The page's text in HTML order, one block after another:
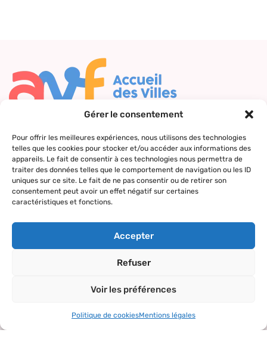
Gérer le consentement
Pour offrir les meilleures expériences, nous utilisons des technologies
telles que les cookies pour stocker et/ou accéder aux informations des
appareils. Le fait de consentir à ces technologies nous permettra de
traiter des données telles que le comportement de navigation ou les ID
uniques sur ce site. Le fait de ne pas consentir ou de retirer son
consentement peut avoir un effet négatif sur certaines
caractéristiques et fonctions.
Accepter
Refuser
Voir les préférences
Politique de cookiesMentions légales
Nous contacter
Qui sommes-
nous ?
Nos valeurs
La charte AVF
Nos actions
Accueil des
nouveaux
arrivants
Rencontres
Activités et
Le réseau
AVF
Répertoire
des AVF
l’actualité du
réseau
Suivez-nous